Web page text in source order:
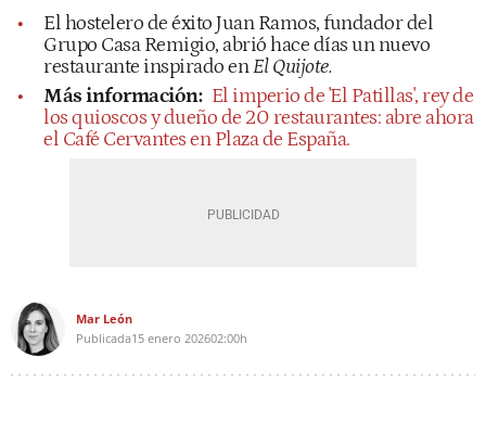
El hostelero de éxito Juan Ramos, fundador del
Grupo Casa Remigio, abrió hace días un nuevo
restaurante inspirado enEl Quijote.
Más información: El imperio de 'El Patillas', rey de
los quioscos y dueño de 20 restaurantes: abre ahora
el Café Cervantes en Plaza de España.
Mar León
Publicada15 enero 202602:00h